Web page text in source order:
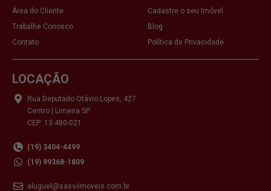
Área do Cliente
Cadastre o seu Imóvel
Trabalhe Conosco
Blog
Contato
Política de Privacidade
LOCAÇÃO
Rua Deputado Otávio Lopes, 427
Centro | Limeira SP
CEP: 13.480-021
(19) 3404-4499
(19) 99368-1809
aluguel@sassiimoveis.com.br